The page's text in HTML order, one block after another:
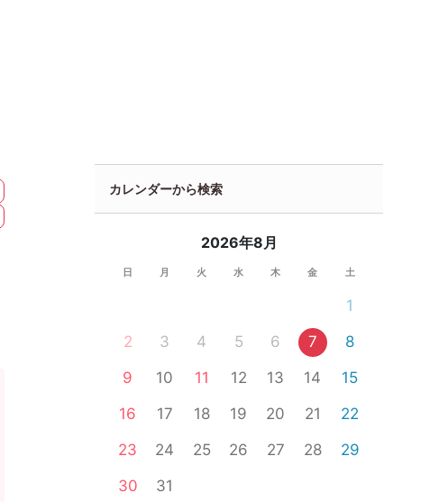
カレンダーから検索
2026年8月
日 月 火 水 木 金 土
1
2
3 4 5 6 7
8
9
10 11 12 13 14
15
16
17 18 19 20 21
22
23
24 25 26 27 28
29
30
31